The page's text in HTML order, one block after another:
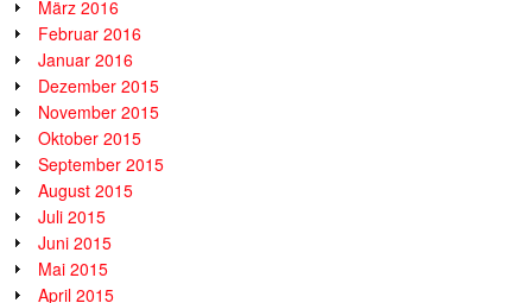
März 2016
Februar 2016
Januar 2016
Dezember 2015
November 2015
Oktober 2015
September 2015
August 2015
Juli 2015
Juni 2015
Mai 2015
April 2015